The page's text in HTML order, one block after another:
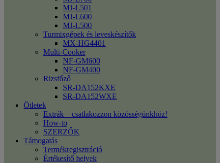
MJ-L501
MJ-L600
MJ-L500
Turmixgépek és leveskészítők
MX-HG4401
Multi-Cooker
NF-GM600
NF-GM400
Rizsfőző
SR-DA152KXE
SR-DA152WXE
Ötletek
Extrák – csatlakozzon közösségünkhöz!
How-to
SZERZŐK
Támogatás
Termékregisztráció
Értékesítő helyek